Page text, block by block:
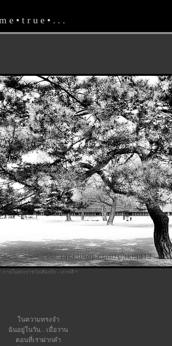
e • t r u e • . . .
ภายในพระราชวังเคียงบ๊ก - เกาหลี *
นความทรงจำ
ฉันอยู่ในวัน... เมื่อวาน
ตอนที่เราฝากคำ